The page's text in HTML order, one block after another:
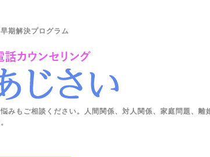
期解決プログラム
みもご相談ください。人間関係、対人関係、家庭問題、